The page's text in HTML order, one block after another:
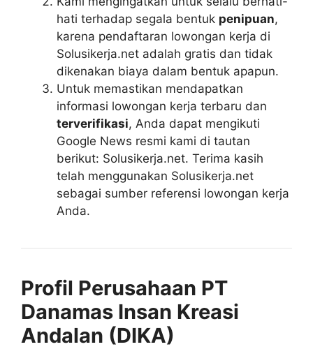
hati terhadap segala bentuk penipuan,
karena pendaftaran lowongan kerja di
Solusikerja.net adalah gratis dan tidak
dikenakan biaya dalam bentuk apapun.
Untuk memastikan mendapatkan
informasi lowongan kerja terbaru dan
terverifikasi, Anda dapat mengikuti
Google News resmi kami di tautan
berikut: Solusikerja.net. Terima kasih
telah menggunakan Solusikerja.net
sebagai sumber referensi lowongan kerja
Anda.
Profil Perusahaan PT
Danamas Insan Kreasi
Andalan (DIKA)